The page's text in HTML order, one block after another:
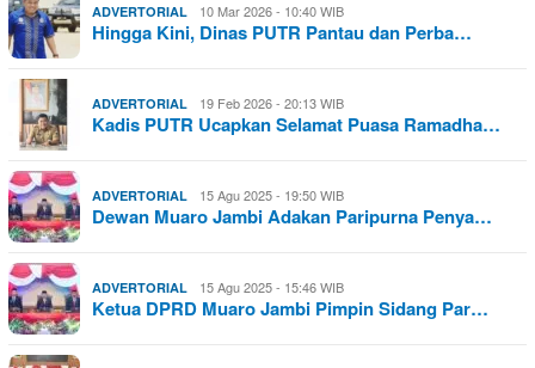
ADVERTORIAL 10 Mar 2026 - 10:40 WIB
Hingga Kini, Dinas PUTR Pantau dan Perba…
ADVERTORIAL 19 Feb 2026 - 20:13 WIB
Kadis PUTR Ucapkan Selamat Puasa Ramadha…
ADVERTORIAL 15 Agu 2025 - 19:50 WIB
Dewan Muaro Jambi Adakan Paripurna Penya…
ADVERTORIAL 15 Agu 2025 - 15:46 WIB
Ketua DPRD Muaro Jambi Pimpin Sidang Par…